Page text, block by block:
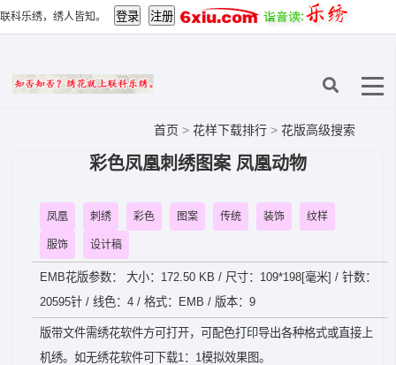
联科乐绣，绣人皆知。
首页 > 花样下载排行 > 花版高级搜索
彩色凤凰刺绣图案 凤凰动物
凤凰 刺绣 彩色 图案 传统 装饰 纹样
服饰 设计稿
EMB花版参数： 大小：172.50 KB / 尺寸：109*198[毫米] / 针数：
20595针 / 线色：4 / 格式：EMB / 版本：9
版带文件需绣花软件方可打开，可配色打印导出各种格式或直接上
机绣。如无绣花软件可下载1：1模拟效果图。